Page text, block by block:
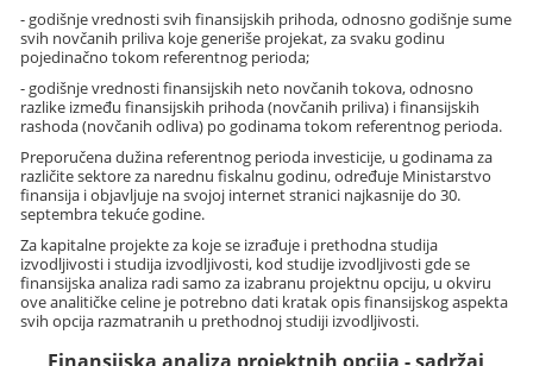
- godišnje vrednosti svih finansijskih prihoda, odnosno godišnje sume
svih novčanih priliva koje generiše projekat, za svaku godinu
pojedinačno tokom referentnog perioda;
- godišnje vrednosti finansijskih neto novčanih tokova, odnosno
razlike između finansijskih prihoda (novčanih priliva) i finansijskih
rashoda (novčanih odliva) po godinama tokom referentnog perioda.
Preporučena dužina referentnog perioda investicije, u godinama za
različite sektore za narednu fiskalnu godinu, određuje Ministarstvo
finansija i objavljuje na svojoj internet stranici najkasnije do 30.
septembra tekuće godine.
Za kapitalne projekte za koje se izrađuje i prethodna studija
izvodljivosti i studija izvodljivosti, kod studije izvodljivosti gde se
finansijska analiza radi samo za izabranu projektnu opciju, u okviru
ove analitičke celine je potrebno dati kratak opis finansijskog aspekta
svih opcija razmatranih u prethodnoj studiji izvodljivosti.
Finansijska analiza projektnih opcija - sadržaj